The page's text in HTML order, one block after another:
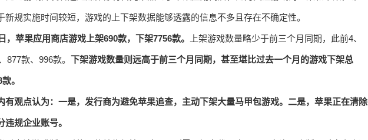
规实施时间较短，游戏的上下架数据能够透露的信息不多且存在不确定性。
，苹果应用商店游戏上架690款，下架7756款。 上架游戏数量略少于前三个月同期，此前4、
877款、996款。 下架游戏数量则远高于前三个月同期，甚至堪比过去一个月的游戏下架总
。
有观点认为：一是，发行商为避免苹果追查，主动下架大量马甲包游戏。二是，苹果正在清除
规企业账号。